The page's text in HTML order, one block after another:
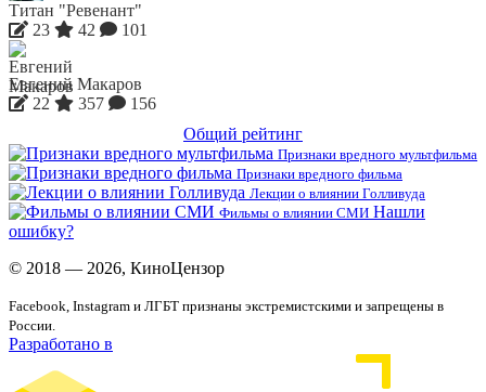
Титан "Ревенант"
23
42 101
Евгений Макаров
22
357
156
Общий рейтинг
Признаки вредного мультфильма
Признаки вредного фильма
Лекции о влиянии Голливуда
Фильмы о влиянии СМИ Нашли
ошибку?
© 2018 — 2026, КиноЦензор
Facebook, Instagram и ЛГБТ признаны экстремистскими и запрещены в
России.
Разработано в